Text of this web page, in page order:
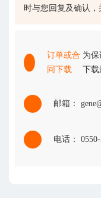
时与您回复及确认，
订单或合
同下载
为
下载
邮箱：
电话：